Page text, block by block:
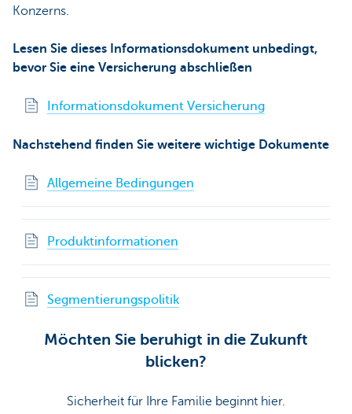
Konzerns.
Lesen Sie dieses Informationsdokument unbedingt,
bevor Sie eine Versicherung abschließen
Informationsdokument Versicherung
Nachstehend finden Sie weitere wichtige Dokumente
Allgemeine Bedingungen
Produktinformationen
Segmentierungspolitik
Möchten Sie beruhigt in die Zukunft
blicken?
Sicherheit für Ihre Familie beginnt hier.